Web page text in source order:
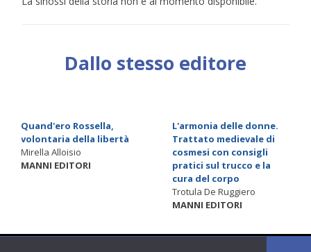
Dallo stesso editore
Quand'ero Rossella,
volontaria della libertà
Mirella Alloisio
MANNI EDITORI
L'armonia delle donne.
Trattato medievale di
cosmesi con consigli
pratici sul trucco e la
cura del corpo
Trotula De Ruggiero
MANNI EDITORI